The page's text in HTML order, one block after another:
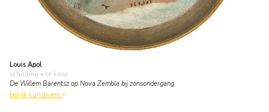
Louis Apol
schilderij • te koop
De Willem Barentsz op Nova Zembla bij zonsondergang
bekijk kunstwerk